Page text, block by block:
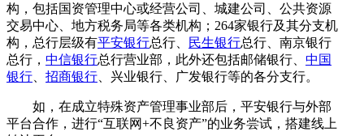
构，包括国资管理中心或经营公司、城建公司、公共资源
交易中心、地方税务局等各类机构；264家银行及其分支机
构，总行层级有平安银行总行、 民生银行总行、南京银行
总行， 中信银行总行营业部，此外还包括邮储银行、 中国
银行
招商银行 、兴业银行、广发银行等的各分支行。
如，在成立特殊资产管理事业部后，平安银行与外部
平台合作，进行“互联网+不良资产”的业务尝试，搭建线上